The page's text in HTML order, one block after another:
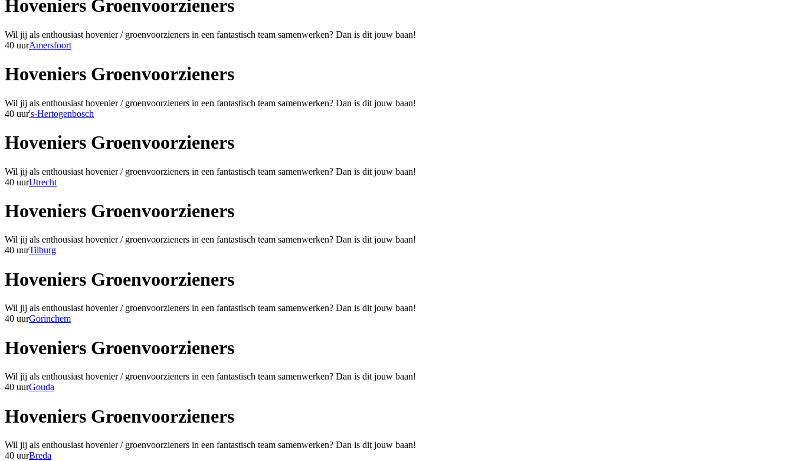
Hoveniers Groenvoorzieners
Wil jij als enthousiast hovenier / groenvoorzieners in een fantastisch team samenwerken? Dan is dit jouw baan!
40 uurAmersfoort
Hoveniers Groenvoorzieners
Wil jij als enthousiast hovenier / groenvoorzieners in een fantastisch team samenwerken? Dan is dit jouw baan!
40 uur's-Hertogenbosch
Hoveniers Groenvoorzieners
Wil jij als enthousiast hovenier / groenvoorzieners in een fantastisch team samenwerken? Dan is dit jouw baan!
40 uurUtrecht
Hoveniers Groenvoorzieners
Wil jij als enthousiast hovenier / groenvoorzieners in een fantastisch team samenwerken? Dan is dit jouw baan!
40 uurTilburg
Hoveniers Groenvoorzieners
Wil jij als enthousiast hovenier / groenvoorzieners in een fantastisch team samenwerken? Dan is dit jouw baan!
40 uurGorinchem
Hoveniers Groenvoorzieners
Wil jij als enthousiast hovenier / groenvoorzieners in een fantastisch team samenwerken? Dan is dit jouw baan!
40 uurGouda
Hoveniers Groenvoorzieners
Wil jij als enthousiast hovenier / groenvoorzieners in een fantastisch team samenwerken? Dan is dit jouw baan!
40 uurBreda